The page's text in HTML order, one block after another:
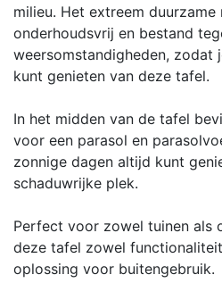
milieu. Het extreem
onderhoudsvrij en bestand
weersomstandigheden, zodat
kunt genieten van deze tafel.
In het midden van de tafel
voor een parasol en
zonnige dagen altijd kunt
schaduwrijke plek.
Perfect voor zowel tuinen als
deze tafel zowel
oplossing voor buitengebruik.